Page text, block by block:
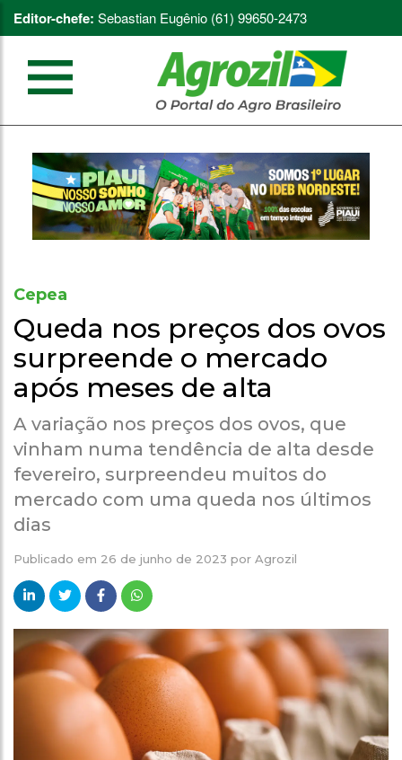
Editor-chefe: Sebastian Eugênio (61) 99650-2473
Cepea
Queda nos preços dos ovos
surpreende o mercado
após meses de alta
A variação nos preços dos ovos, que
vinham numa tendência de alta desde
fevereiro, surpreendeu muitos do
mercado com uma queda nos últimos
dias
Publicado em 26 de junho de 2023 por Agrozil